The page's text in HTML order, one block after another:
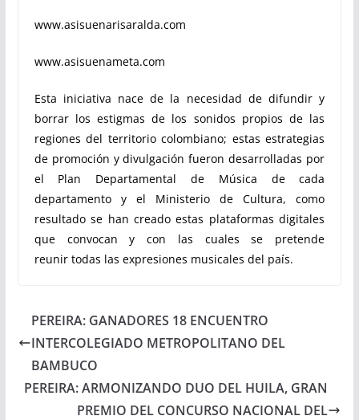
www.asisuenarisaralda.com
www.asisuenameta.com
Esta iniciativa nace de la necesidad de difundir y
borrar los estigmas de los sonidos propios de las
regiones del territorio colombiano; estas estrategias
de promoción y divulgación fueron desarrolladas por
el Plan Departamental de Música de cada
departamento y el Ministerio de Cultura, como
resultado se han creado estas plataformas digitales
que convocan y con las cuales se pretende
reunir todas las expresiones musicales del país.
PEREIRA: GANADORES 18 ENCUENTRO
INTERCOLEGIADO METROPOLITANO DEL
BAMBUCO
PEREIRA: ARMONIZANDO DUO DEL HUILA, GRAN
PREMIO DEL CONCURSO NACIONAL DEL